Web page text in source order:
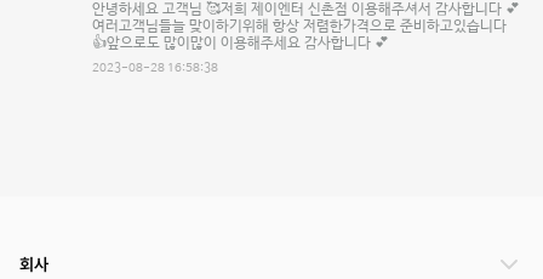
안녕하세요 고객님 🥰저희 제이엔터 신촌점 이용해주셔서 감사합니다 💕
여러고객님들늘 맞이하기위해 항상 저렴한가격으로 준비하고있습니다
👍앞으로도 많이많이 이용해주세요 감사합니다 💕
2023-08-28 16:58:38
회사